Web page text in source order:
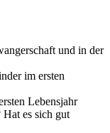
und in der
im ersten
Lebensjahr
es sich gut